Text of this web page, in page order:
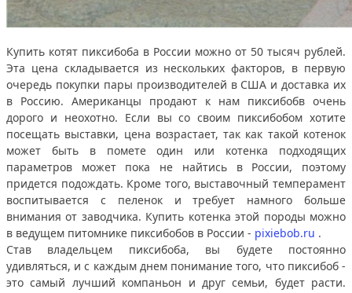
Купить котят пиксибоба в России можно от 50 тысяч рублей.
Эта цена складывается из нескольких факторов, в первую
очередь покупки пары производителей в США и доставка их
в Россию. Американцы продают к нам пиксибобв очень
дорого и неохотно. Если вы со своим пиксибобом хотите
посещать выставки, цена возрастает, так как такой котенок
может быть в помете один или котенка подходящих
параметров может пока не найтись в России, поэтому
придется подождать. Кроме того, выставочный темперамент
воспитывается с пеленок и требует намного больше
внимания от заводчика. Купить котенка этой породы можно
в ведущем питомнике пиксибобов в России - pixiebob.ru .
Став владельцем пиксибоба, вы будете постоянно
удивляться, и с каждым днем понимание того, что пиксибоб -
это самый лучший компаньон и друг семьи, будет расти.